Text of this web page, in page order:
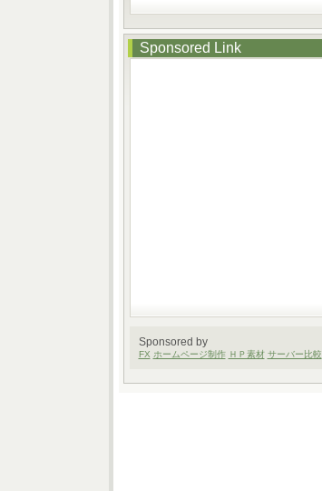
Sponsored Link
Sponsored by
FX ホームページ制作 ＨＰ素材 サーバー比較